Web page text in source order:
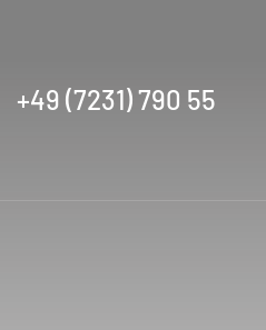
+49 (7231) 790 55